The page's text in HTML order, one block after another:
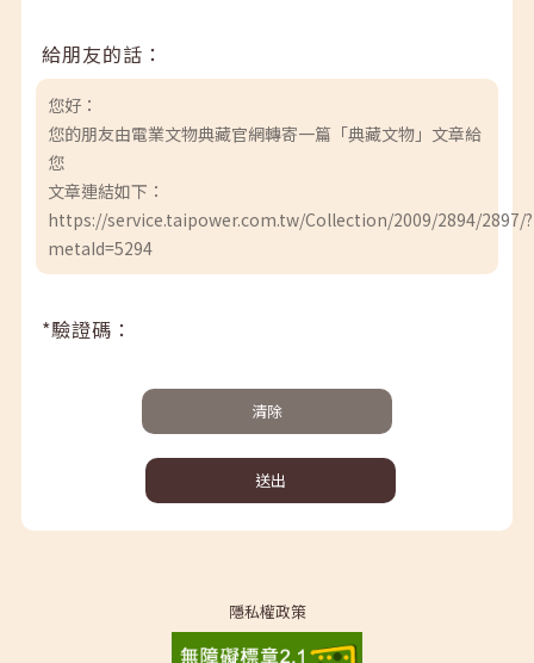
給朋友的話：
您好：
您的朋友由電業文物典藏官網轉寄一篇「典藏文物」文章給
您
文章連結如下：
https://service.taipower.com.tw/Collection/2009/2894/2897/?
metaId=5294
*驗證碼：
清除
送出
隱私權政策